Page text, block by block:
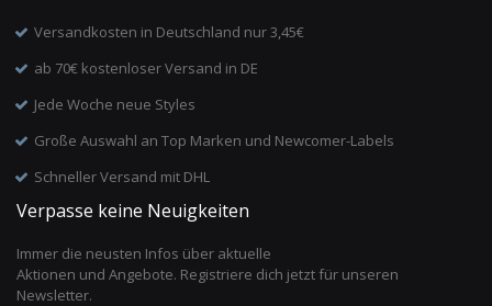
Versandkosten in Deutschland nur 3,45€
ab 70€ kostenloser Versand in DE
Jede Woche neue Styles
Große Auswahl an Top Marken und Newcomer-Labels
Schneller Versand mit DHL
Verpasse keine Neuigkeiten
Immer die neusten Infos über aktuelle
Aktionen und Angebote. Registriere dich jetzt für unseren
Newsletter.